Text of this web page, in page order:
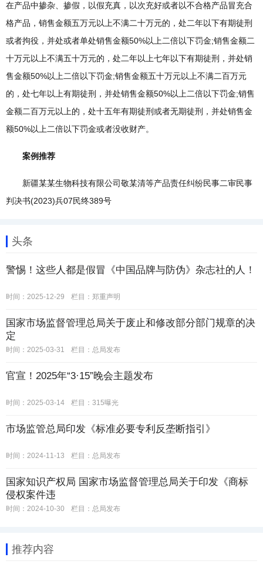
在产品中掺杂、掺假，以假充真，以次充好或者以不合格产品冒充合
格产品，销售金额五万元以上不满二十万元的，处二年以下有期徒刑
或者拘役，并处或者单处销售金额50%以上二倍以下罚金;销售金额二
十万元以上不满五十万元的，处二年以上七年以下有期徒刑，并处销
售金额50%以上二倍以下罚金;销售金额五十万元以上不满二百万元
的，处七年以上有期徒刑，并处销售金额50%以上二倍以下罚金;销售
金额二百万元以上的，处十五年有期徒刑或者无期徒刑，并处销售金
额50%以上二倍以下罚金或者没收财产。
案例推荐
新疆某某生物科技有限公司敬某清等产品责任纠纷民事二审民事
判决书(2023)兵07民终389号
头条
警惕！这些人都是假冒《中国品牌与防伪》杂志社的人！
时间：2025-12-29 栏目： 郑重声明
国家市场监督管理总局关于废止和修改部分部门规章的决
定
时间：2025-03-31 栏目： 总局发布
官宣！2025年“3·15”晚会主题发布
时间：2025-03-14 栏目： 315曝光
市场监管总局印发《标准必要专利反垄断指引》
时间：2024-11-13 栏目： 总局发布
国家知识产权局 国家市场监督管理总局关于印发《商标
侵权案件违
时间：2024-10-30 栏目： 总局发布
推荐内容